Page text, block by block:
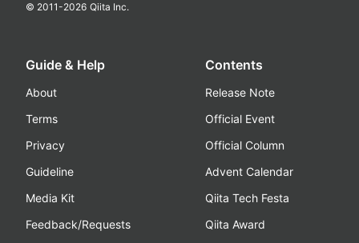
© 2011-2026 Qiita Inc.
Guide & Help
About
Terms
Privacy
Guideline
Media Kit
Feedback/Requests
Contents
Release Note
Official Event
Official Column
Advent Calendar
Qiita Tech Festa
Qiita Award